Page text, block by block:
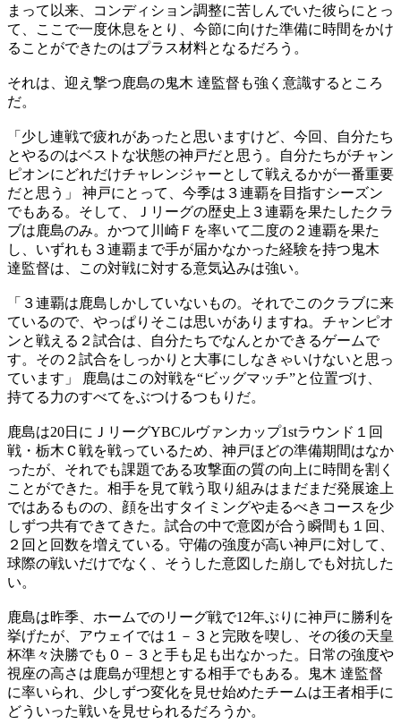
まって以来、コンディション調整に苦しんでいた彼らにとっ
て、ここで一度休息をとり、今節に向けた準備に時間をかけ
ることができたのはプラス材料となるだろう。
それは、迎え撃つ鹿島の鬼木 達監督も強く意識するところ
だ。
「少し連戦で疲れがあったと思いますけど、今回、自分たち
とやるのはベストな状態の神戸だと思う。自分たちがチャン
ピオンにどれだけチャレンジャーとして戦えるかが一番重要
だと思う」 神戸にとって、今季は３連覇を目指すシーズン
でもある。そして、Ｊリーグの歴史上３連覇を果たしたクラ
ブは鹿島のみ。かつて川崎Ｆを率いて二度の２連覇を果た
し、いずれも３連覇まで手が届かなかった経験を持つ鬼木
達監督は、この対戦に対する意気込みは強い。
「３連覇は鹿島しかしていないもの。それでこのクラブに来
ているので、やっぱりそこは思いがありますね。チャンピオ
ンと戦える２試合は、自分たちでなんとかできるゲームで
す。その２試合をしっかりと大事にしなきゃいけないと思っ
ています」 鹿島はこの対戦を“ビッグマッチ”と位置づけ、
持てる力のすべてをぶつけるつもりだ。
鹿島は20日にＪリーグYBCルヴァンカップ1stラウンド１回
戦・栃木Ｃ戦を戦っているため、神戸ほどの準備期間はなか
ったが、それでも課題である攻撃面の質の向上に時間を割く
ことができた。相手を見て戦う取り組みはまだまだ発展途上
ではあるものの、顔を出すタイミングや走るべきコースを少
しずつ共有できてきた。試合の中で意図が合う瞬間も１回、
２回と回数を増えている。守備の強度が高い神戸に対して、
球際の戦いだけでなく、そうした意図した崩しでも対抗した
い。
鹿島は昨季、ホームでのリーグ戦で12年ぶりに神戸に勝利を
挙げたが、アウェイでは１－３と完敗を喫し、その後の天皇
杯準々決勝でも０－３と手も足も出なかった。日常の強度や
視座の高さは鹿島が理想とする相手でもある。鬼木 達監督
に率いられ、少しずつ変化を見せ始めたチームは王者相手に
どういった戦いを見せられるだろうか。